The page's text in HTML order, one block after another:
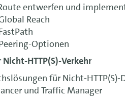
entwerfen und
Reach
Optionen
HTTP(S)-Verkehr
für Nicht-
und Traffic Manager